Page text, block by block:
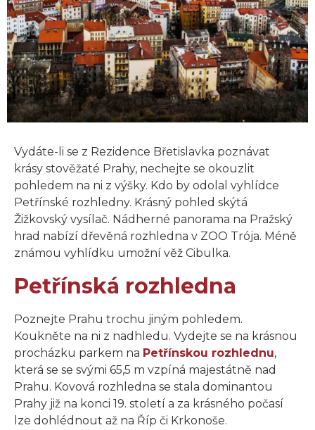
Vydáte-li se z Rezidence Břetislavka poznávat
krásy stověžaté Prahy, nechejte se okouzlit
pohledem na ni z výšky. Kdo by odolal vyhlídce
Petřínské rozhledny. Krásný pohled skýtá
Žižkovský vysílač. Nádherné panorama na Pražský
hrad nabízí dřevěná rozhledna v ZOO Trója. Méně
známou vyhlídku umožní věž Cibulka.
Petřínská rozhledna
Poznejte Prahu trochu jiným pohledem.
Koukněte na ni z nadhledu. Vydejte se na krásnou
procházku parkem na Petřínskou rozhlednu,
která se se svými 65,5 m vzpíná majestátně nad
Prahu. Kovová rozhledna se stala dominantou
Prahy již na konci 19. století a za krásného počasí
lze dohlédnout až na Říp či Krkonoše.